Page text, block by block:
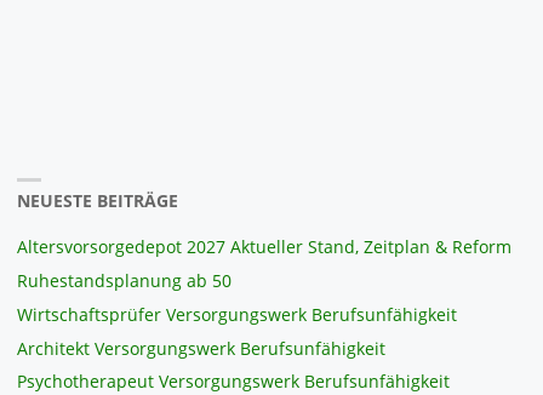
NEUESTE BEITRÄGE
Altersvorsorgedepot 2027 Aktueller Stand, Zeitplan & Reform
Ruhestandsplanung ab 50
Wirtschaftsprüfer Versorgungswerk Berufsunfähigkeit
Architekt Versorgungswerk Berufsunfähigkeit
Psychotherapeut Versorgungswerk Berufsunfähigkeit